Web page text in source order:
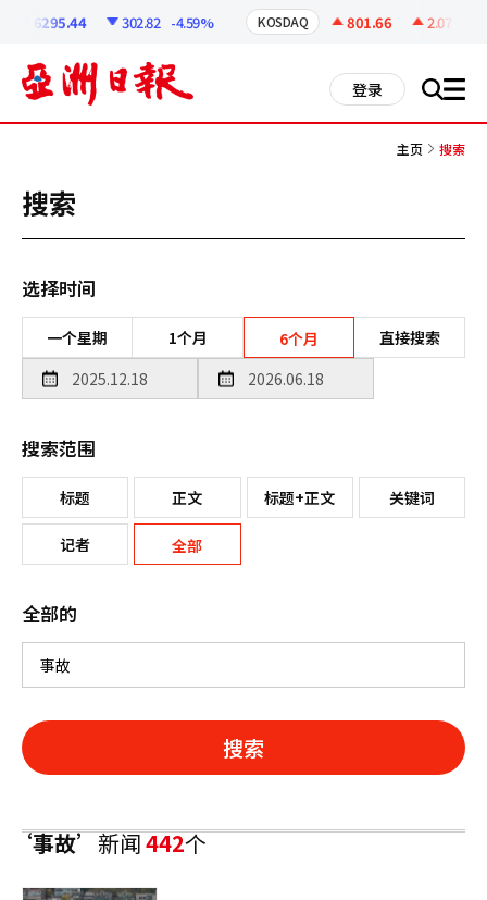
6295.44 302.82 -4.59% KOSDAQ 801.66 2.07
登录 搜 all
主页 搜索
搜索
选择时间
一个星期 1个月 6个月 直接搜索
搜索范围
标题 正文 标题+正文 关键词
记者 全部
全部的
搜索
‘事故’新闻442个